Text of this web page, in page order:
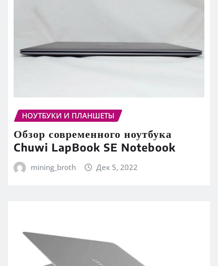
НОУТБУКИ И ПЛАНШЕТЫ
Обзор современного ноутбука
Chuwi LapBook SE Notebook
mining_broth Дек 5, 2022